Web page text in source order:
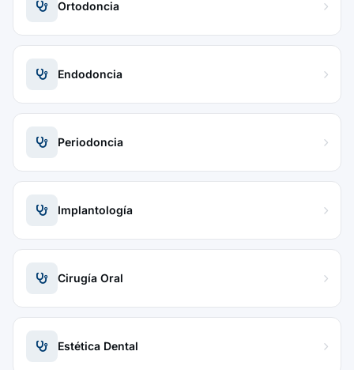
Ortodoncia
Endodoncia
Periodoncia
Implantología
Cirugía Oral
Estética Dental